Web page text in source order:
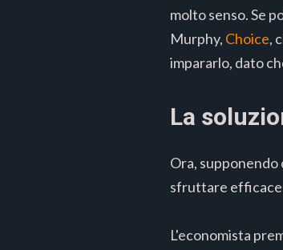
molto senso. Se
Murphy, Choice,
impararlo, dato
La
Ora, supponendo
sfruttare
L'economista